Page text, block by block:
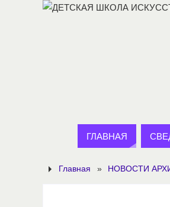
ГЛАВНАЯ
Главная » НОВОСТИ